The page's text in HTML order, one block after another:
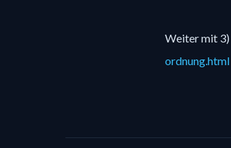
Weiter mit 3)
ordnung.html